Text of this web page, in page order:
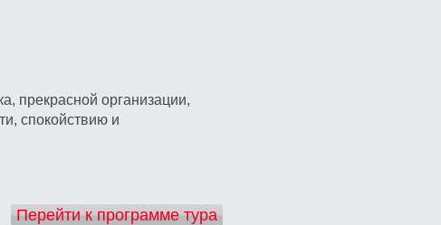
прекрасной организации,
спокойствию и
Перейти к программе тура